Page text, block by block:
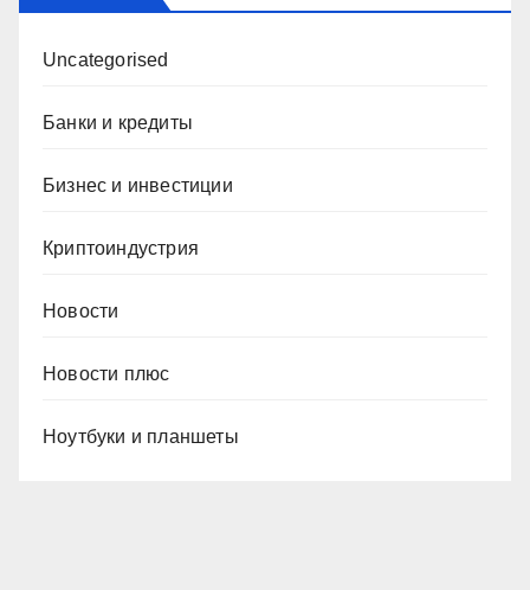
Uncategorised
Банки и кредиты
Бизнес и инвестиции
Криптоиндустрия
Новости
Новости плюс
Ноутбуки и планшеты